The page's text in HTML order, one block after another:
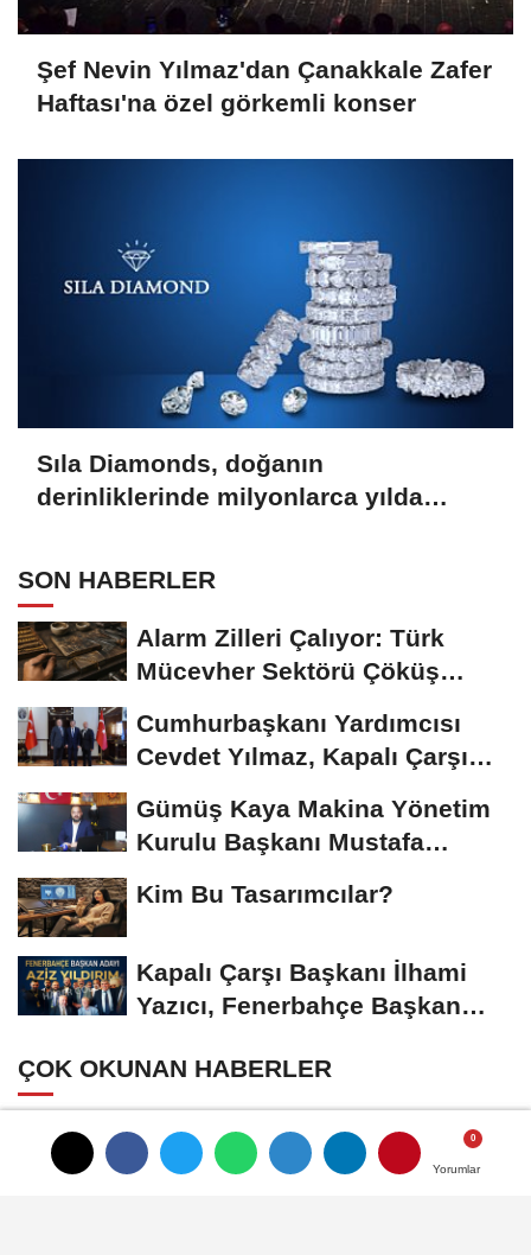
Yorumlar
Yorumlar
Şef Nevin Yılmaz'dan Çanakkale Zafer
Haftası'na özel görkemli konser
Sıla Diamonds, doğanın
derinliklerinde milyonlarca yılda
SON HABERLER
Alarm Zilleri Çalıyor: Türk
Mücevher Sektörü Çöküş
Cumhurbaşkanı Yardımcısı
Cevdet Yılmaz, Kapalı Çarşı
Gümüş Kaya Makina Yönetim
Kurulu Başkanı Mustafa
Kim Bu Tasarımcılar?
Kapalı Çarşı Başkanı İlhami
Yazıcı, Fenerbahçe Başkan
ÇOK OKUNAN HABERLER
Cumhurbaşkanı Yardımcısı Cevdet
Yılmaz, Kapalı Çarşı Başkanı...